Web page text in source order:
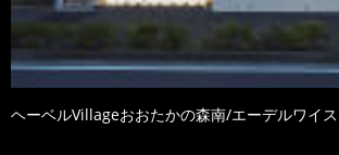
ヘーベルVillageおおたかの森南/エーデルワイス